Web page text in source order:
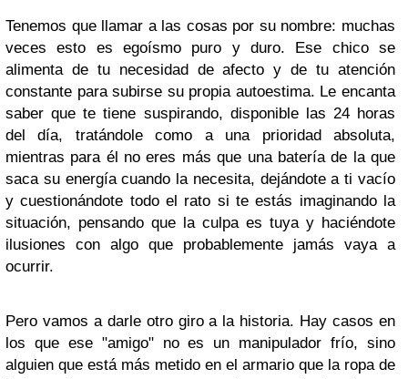
Tenemos que llamar a las cosas por su nombre: muchas
veces esto es egoísmo puro y duro. Ese chico se
alimenta de tu necesidad de afecto y de tu atención
constante para subirse su propia autoestima. Le encanta
saber que te tiene suspirando, disponible las 24 horas
del día, tratándole como a una prioridad absoluta,
mientras para él no eres más que una batería de la que
saca su energía cuando la necesita, dejándote a ti vacío
y cuestionándote todo el rato si te estás imaginando la
situación, pensando que la culpa es tuya y haciéndote
ilusiones con algo que probablemente jamás vaya a
ocurrir.
Pero vamos a darle otro giro a la historia. Hay casos en
los que ese "amigo" no es un manipulador frío, sino
alguien que está más metido en el armario que la ropa de